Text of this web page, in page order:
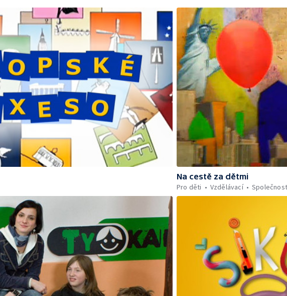
Na cestě za dětmi
Pro děti
Vzdělávací